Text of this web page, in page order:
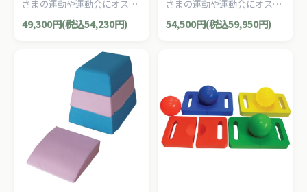
さまの運動や運動会にオスス
て式の玉入れカゴです。トン
49,300円(税込54,230円)
さまの運動や運動会にオスス
で安全性の高いEVAスポンジ
54,500円(税込59,950円)